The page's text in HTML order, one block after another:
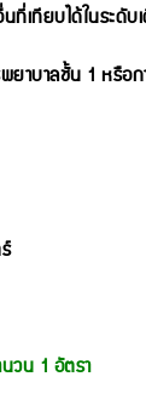
ยบได้ในระดับเ
าบาลชั้น 1 หรือ
วน 1 อัตรา